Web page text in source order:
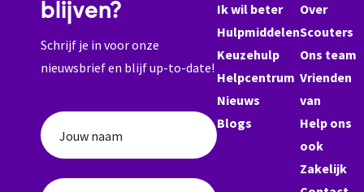
blijven?
Schrijf je in voor onze
nieuwsbrief en blijf up-to-date!
Jouw naam
Ik wil beter
Hulpmiddelen
Keuzehulp
Helpcentrum
Nieuws
Blogs
Over
Scouters
Ons team
Vrienden
van
Help ons
ook
Zakelijk